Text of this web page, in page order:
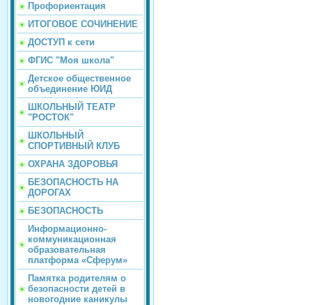
Профориентация
ИТОГОВОЕ СОЧИНЕНИЕ
ДОСТУП к сети
ФГИС "Моя школа"
Детское общественное
объединение ЮИД
ШКОЛЬНЫЙ ТЕАТР
"РОСТОК"
ШКОЛЬНЫЙ
СПОРТИВНЫЙ КЛУБ
ОХРАНА ЗДОРОВЬЯ
БЕЗОПАСНОСТЬ НА
ДОРОГАХ
БЕЗОПАСНОСТЬ
Информационно-
коммуникационная
образовательная
платформа «Сферум»
Памятка родителям о
безопасности детей в
новогодние каникулы